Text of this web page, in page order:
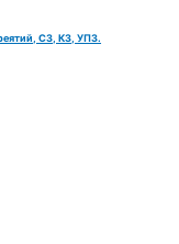
СЗ, КЗ, УПЗ.